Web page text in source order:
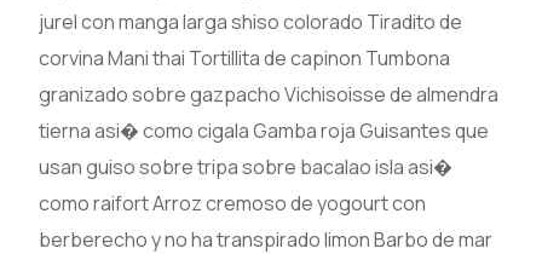
jurel con manga larga shiso colorado Tiradito de
corvina Mani thai Tortillita de capinon Tumbona
granizado sobre gazpacho Vichisoisse de almendra
tierna asi� como cigala Gamba roja Guisantes que
usan guiso sobre tripa sobre bacalao isla asi�
como raifort Arroz cremoso de yogourt con
berberecho y no ha transpirado limon Barbo de mar